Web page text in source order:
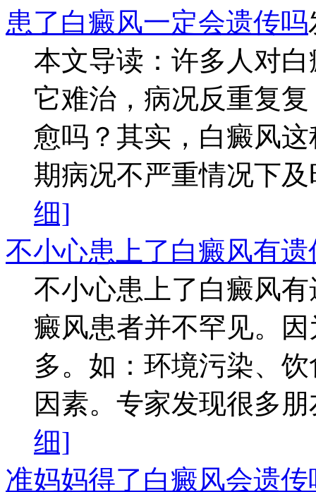
患了白癜风一定会遗传吗
本文导读：许多人对
它难治，病况反重复
愈吗？其实，白癜风
期病况不严重情况下
细]
不小心患上了白癜风有遗
不小心患上了白癜风
癜风患者并不罕见。
多。如：环境污染、
因素。专家发现很多
细]
准妈妈得了白癜风会遗传